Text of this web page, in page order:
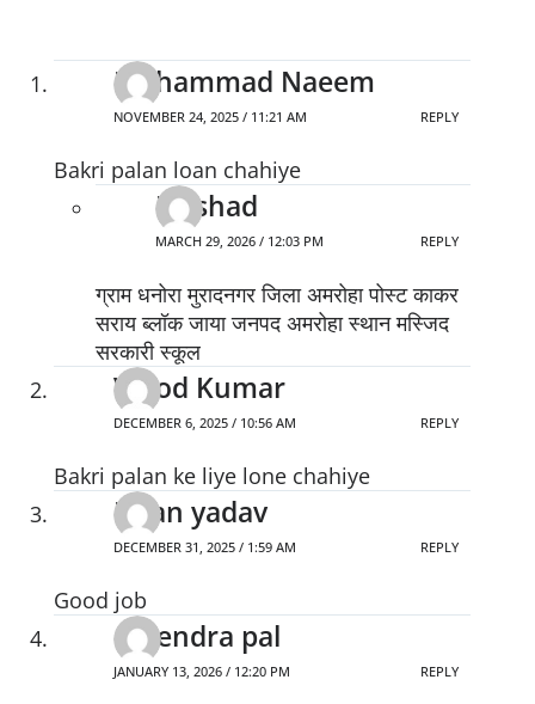
Mohammad Naeem
NOVEMBER 24, 2025 / 11:21 AM REPLY
Bakri palan loan chahiye
Nushad
MARCH 29, 2026 / 12:03 PM REPLY
ग्राम धनोरा मुरादनगर जिला अमरोहा पोस्ट काकर
सराय ब्लॉक जाया जनपद अमरोहा स्थान मस्जिद
सरकारी स्कूल
Vinod Kumar
DECEMBER 6, 2025 / 10:56 AM REPLY
Bakri palan ke liye lone chahiye
Kiran yadav
DECEMBER 31, 2025 / 1:59 AM REPLY
Good job
Gajendra pal
JANUARY 13, 2026 / 12:20 PM REPLY